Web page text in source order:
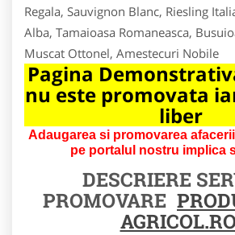
Regala, Sauvignon Blanc, Riesling
Alba, Tamaioasa Romaneasca,
Muscat Ottonel, Amestecuri Nobile
Pagina
nu este promovata
liber
Adaugarea si promovarea
pe portalul nostru implica
DESCRIERE
PROMOVARE